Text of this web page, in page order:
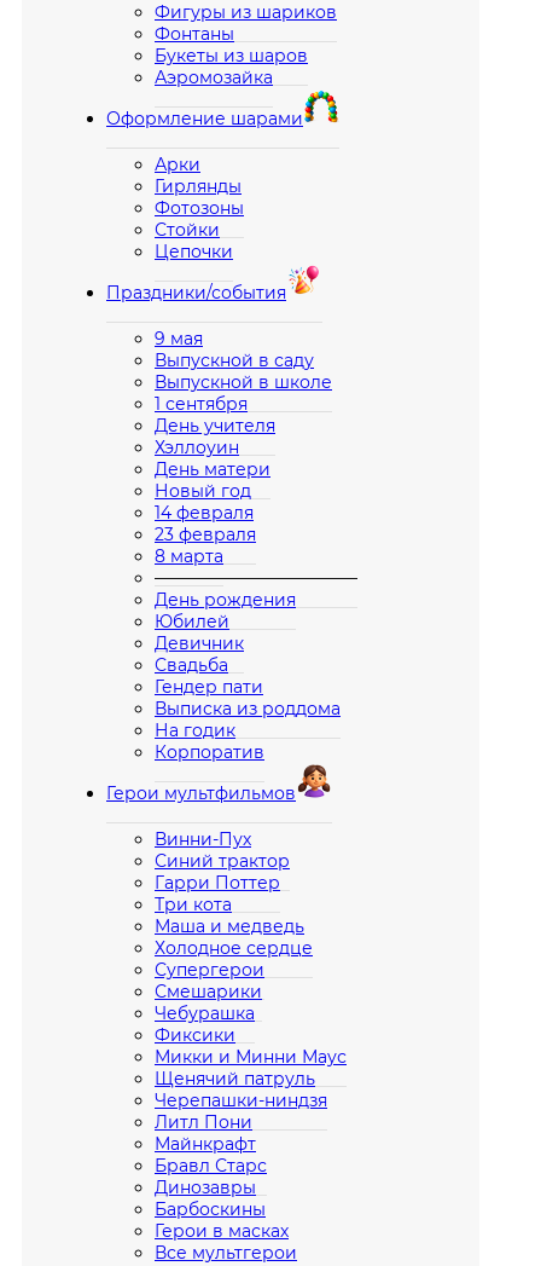
Фигуры из шариков
Фонтаны
Букеты из шаров
Аэромозайка
Оформление шарами
Арки
Гирлянды
Фотозоны
Стойки
Цепочки
Праздники/события
9 мая
Выпускной в саду
Выпускной в школе
1 сентября
День учителя
Хэллоуин
День матери
Новый год
14 февраля
23 февраля
8 марта
————————————
День рождения
Юбилей
Девичник
Свадьба
Гендер пати
Выписка из роддома
На годик
Корпоратив
Герои мультфильмов
Винни-Пух
Синий трактор
Гарри Поттер
Три кота
Маша и медведь
Холодное сердце
Супергерои
Смешарики
Чебурашка
Фиксики
Микки и Минни Маус
Щенячий патруль
Черепашки-ниндзя
Литл Пони
Майнкрафт
Бравл Старс
Динозавры
Барбоскины
Герои в масках
Все мультгерои